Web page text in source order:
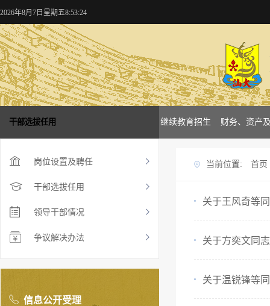
2026年8月7日星期五8:53:24
况 学校新闻 继续教育招生 财务、资产
干部选拔任用
岗位设置及聘任
干部选拔任用
领导干部情况
争议解决办法
信息公开受理
当前位置: 首页
关于王风奇等
关于方奕文同
关于温锐锋等